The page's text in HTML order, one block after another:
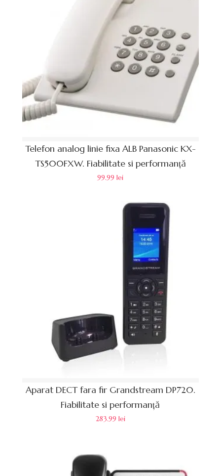
Telefon analog linie fixa ALB Panasonic KX-
TS500FXW. Fiabilitate si performanță
99.99lei
Aparat DECT fara fir Grandstream DP720.
Fiabilitate si performanță
283.99 lei